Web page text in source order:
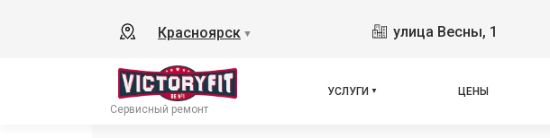
Красноярск ▼ улица Весны, 1
Сервисный ремонт
УСЛУГИ ЦЕНЫ